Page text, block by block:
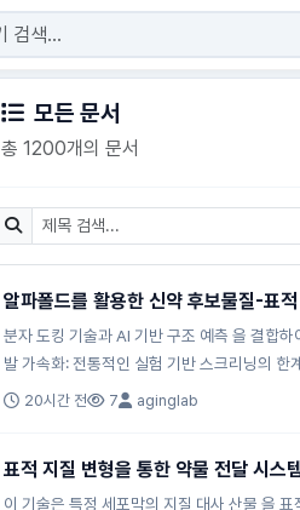
모든 문서
총 1200개의 문서
알파폴드를 활용한 신약 후보물질-표
분자 도킹 기술과 AI 기반 구조 예측 을 결합
발 가속화: 전통적인 실험 기반 스크리닝의
20시간 전 7 aginglab
표적 지질 변형을 통한 약물 전달 시스
이 기술은 특정 세포막의 지질 대사 산물 을